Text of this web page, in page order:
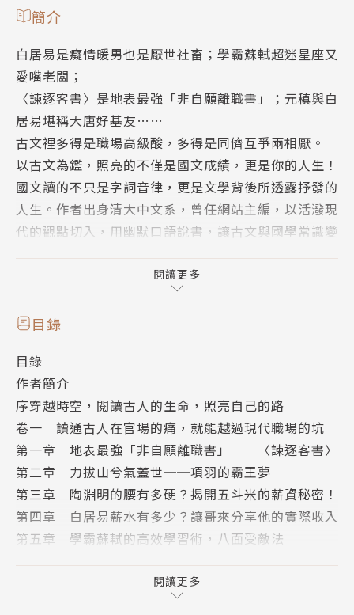
簡介
白居易是癡情暖男也是厭世社畜；學霸蘇軾超迷星座又
愛嘴老闆；
〈諫逐客書〉是地表最強「非自願離職書」；元稹與白
居易堪稱大唐好基友……
古文裡多得是職場高級酸，多得是同儕互爭兩相厭。
以古文為鑑，照亮的不僅是國文成績，更是你的人生！
國文讀的不只是字詞音律，更是文學背後所透露抒發的
人生。作者出身清大中文系，曾任網站主編，以活潑現
代的觀點切入，用幽默口語說書，讓古文與國學常識變
一闡明，帶著讀者穿越古代，和古人交朋友，聊心事。
歷史不斷重演，你有的喜怒哀樂古人一樣也沒少。讀通
古文不光能轉化為考試分數，更是讓古人摔過的跤、流
本書以官場與職場、愛情、親情與友情、人生態度四個
面向切入，以杜甫、李白、白居易、蘇軾等數十位眾所
熟知的古人故事為引，並於每篇文末附上「詞語百寶
袋」與「國學小常識」小單元，兼具趣味與知識性，是
國文分數大補帖，更是透過歷史所學到的人生使用手
冊。
【作者簡介】
林俐君（綠君麻麻）
媒學程。已婚，育有一對兒女，和蘇軾一樣是外冷內熱
閱讀更多
目錄
目錄
作者簡介
序穿越時空，閱讀古人的生命，照亮自己的路
卷一 讀通古人在官場的痛，就能越過現代職場的坑
第一章 地表最強「非自願離職書」──〈諫逐客書〉
第二章 力拔山兮氣蓋世──項羽的霸王夢
第三章 陶淵明的腰有多硬？揭開五斗米的薪資秘密！
第四章 白居易薪水有多少？讓哥來分享他的實際收入
第五章 學霸蘇軾的高效學習術，八面受敵法
第一章 初戀愛情酸甘甜，白居易〈長恨歌〉為她寫
第二章 白居易與他的樂天女孩們
閱讀更多